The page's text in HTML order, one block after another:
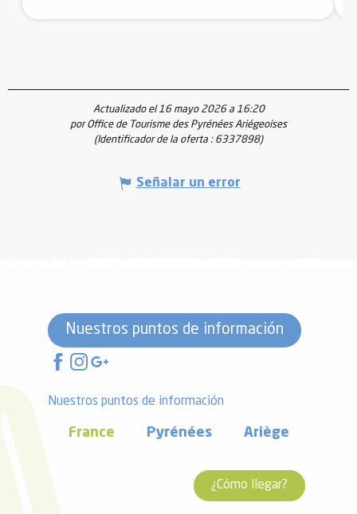
Actualizado el 16 mayo 2026 a 16:20
por Office de Tourisme des Pyrénées Ariégeoises
(Identificador de la oferta : 6337898)
Señalar un error
Nuestros puntos de información
Nuestros puntos de información
France Pyrénées Ariège
¿Cómo llegar?